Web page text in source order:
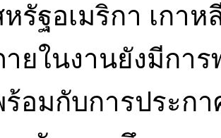
หรัฐอเมริกา เกา
ยในงานยังมีกา
อมกับการประก